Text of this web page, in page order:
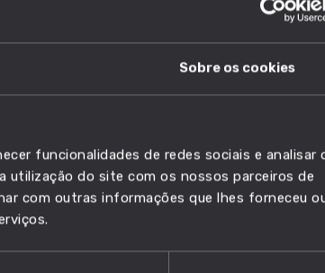
Sobre os cookies
funcionalidades de redes sociais e analisar
utilização do site com os nossos parceiros de
com outras informações que lhes forneceu
nesta área?
as profissões e setores de atividade mais